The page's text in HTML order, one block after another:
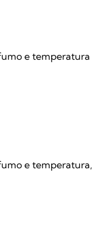
e temperatura
e temperatura,